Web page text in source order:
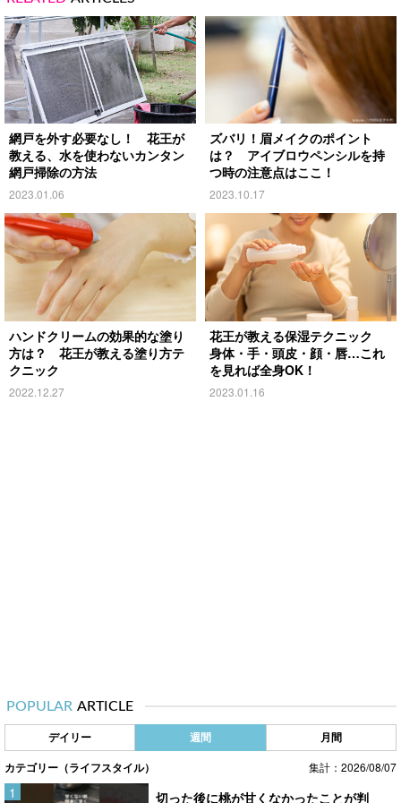
網戸を外す必要なし！ 花王が
教える、水を使わないカンタン
網戸掃除の方法
2023.01.06
ズバリ！眉メイクのポイント
は？ アイブロウペンシルを持
つ時の注意点はここ！
2023.10.17
ハンドクリームの効果的な塗り
方は？ 花王が教える塗り方テ
クニック
2022.12.27
花王が教える保湿テクニック
身体・手・頭皮・顔・唇…これ
を見れば全身OK！
2023.01.16
POPULAR ARTICLE
デイリー 週間 月間
カテゴリー（ライフスタイル） 集計：2026/08/07
切った後に桃が甘くなかったことが判